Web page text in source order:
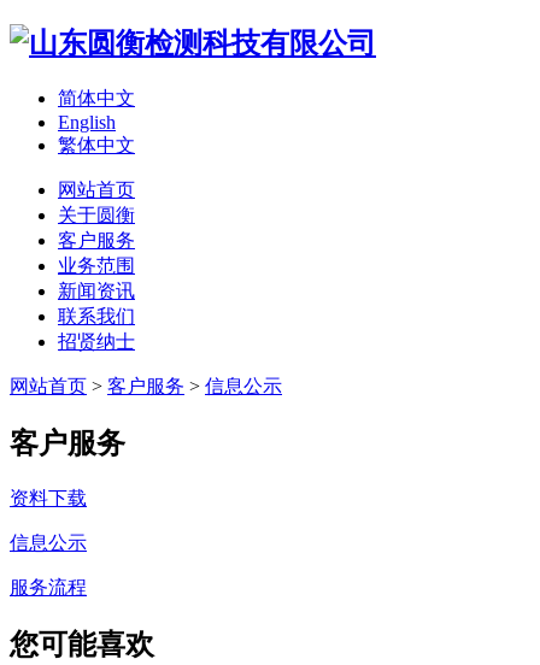
简体中文
English
繁体中文
网站首页
关于圆衡
客户服务
业务范围
新闻资讯
联系我们
招贤纳士
网站首页 > 客户服务 > 信息公示
客户服务
资料下载
信息公示
服务流程
您可能喜欢